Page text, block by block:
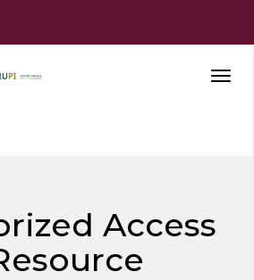
Access